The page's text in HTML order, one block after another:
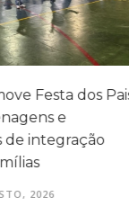
dos Pais
e